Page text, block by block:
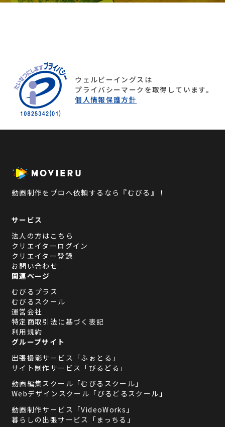
ウェルビーイングスは
プライバシーマークを取得しています。
個人情報保護方針
動画制作をプロへ依頼するなら『むびる』！
サービス
法人の方はこちら
クリエイターログイン
クリエイター登録
お問い合わせ
関連ページ
むびるプラス
むびるスクール
運営会社
特定商取引法に基づく表記
利用規約
グループサイト
出張撮影サービス「ふぉとる」
サイト制作サービス「びるどる」
動画編集スクール「むびるスクール」
Webデザインスクール「びるどるスクール」
動画制作サービス「VideoWorks」
暮らしの出張サービス「まっちる」